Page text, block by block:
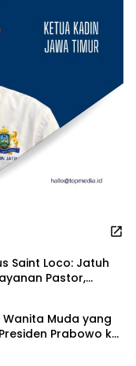
Saint Loco: Jatuh
Pastor,
Babon
Muda yang
Prabowo ke